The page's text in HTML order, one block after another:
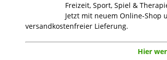
Freizeit, Sport, Spiel &
Jetzt mit neuem Online-Shop
versandkostenfreier Lieferung.
Hier